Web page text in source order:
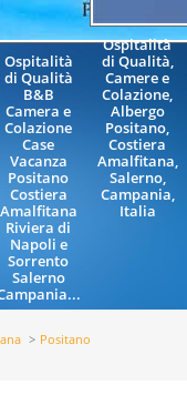
Ospitalità
di Qualità
B&B
Camera e
Colazione
Case
Vacanza
Positano
Costiera
Amalfitana
Riviera di
Napoli e
Sorrento
Salerno
Ospitalità
di Qualità,
Camere e
Colazione,
Albergo
Positano,
Costiera
Amalfitana,
Salerno,
Campania,
Italia
Positano